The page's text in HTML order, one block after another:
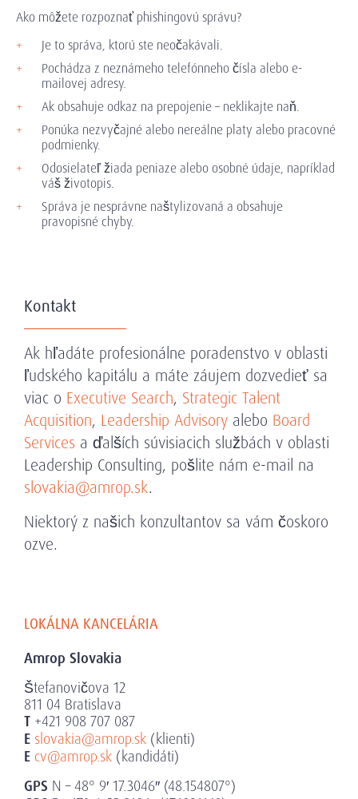
Ako môžete rozpoznať phishingovú správu?
Je to správa, ktorú ste neočakávali.
Pochádza z neznámeho telefónneho čísla alebo e-
mailovej adresy.
Ak obsahuje odkaz na prepojenie – neklikajte naň.
Ponúka nezvyčajné alebo nereálne platy alebo pracovné
podmienky.
Odosielateľ žiada peniaze alebo osobné údaje, napríklad
váš životopis.
Správa je nesprávne naštylizovaná a obsahuje
pravopisné chyby.
Kontakt
Ak hľadáte profesionálne poradenstvo v oblasti
ľudského kapitálu a máte záujem dozvedieť sa
viac o Executive Search, Strategic Talent
Acquisition, Leadership Advisory alebo Board
Services a ďalších súvisiacich službách v oblasti
Leadership Consulting, pošlite nám e-mail na
slovakia@amrop.sk.
Niektorý z našich konzultantov sa vám čoskoro
ozve.
LOKÁLNA KANCELÁRIA
Amrop Slovakia
Štefanovičova 12
811 04 Bratislava
T +421 908 707 087
E slovakia@amrop.sk (klienti)
E cv@amrop.sk (kandidáti)
GPS N – 48° 9′ 17.3046″ (48.154807°)